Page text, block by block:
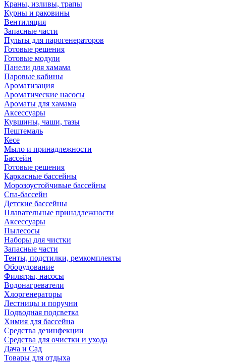
Краны, изливы, трапы
Курны и раковины
Вентиляция
Запасные части
Пульты для парогенераторов
Готовые решения
Готовые модули
Панели для хамама
Паровые кабины
Ароматизация
Ароматические насосы
Ароматы для хамама
Аксессуары
Кувшины, чаши, тазы
Пештемаль
Кесе
Мыло и принадлежности
Бассейн
Готовые решения
Каркасные бассейны
Морозоустойчивые бассейны
Спа-бассейн
Детские бассейны
Плавательные принадлежности
Аксессуары
Пылесосы
Наборы для чистки
Запасные части
Тенты, подстилки, ремкомплекты
Оборудование
Фильтры, насосы
Водонагреватели
Хлоргенераторы
Лестницы и поручни
Подводная подсветка
Химия для бассейна
Средства дезинфекции
Средства для очистки и ухода
Дача и Сад
Товары для отдыха